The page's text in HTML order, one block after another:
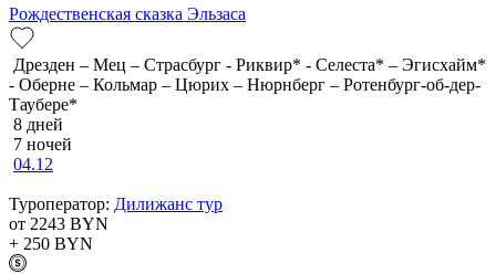
Рождественская сказка Эльзаса
Дрезден – Мец – Страсбург - Риквир* - Селеста* – Эгисхайм*
- Оберне – Кольмар – Цюрих – Нюрнберг – Ротенбург-об-дер-
Таубере*
8 дней
7 ночей
04.12
Туроператор: Дилижанс тур
от 2243 BYN
+ 250 BYN